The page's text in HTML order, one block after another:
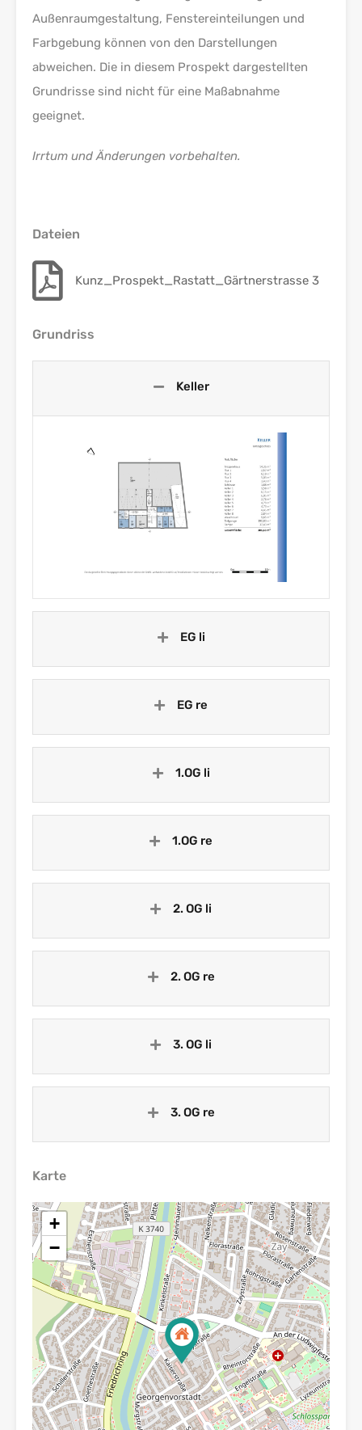
Außenraumgestaltung, Fenstereinteilungen und
Farbgebung können von den Darstellungen
abweichen. Die in diesem Prospekt dargestellten
Grundrisse sind nicht für eine Maßabnahme
geeignet.
Irrtum und Änderungen vorbehalten.
Dateien
Kunz_Prospekt_Rastatt_Gärtnerstrasse 3
Grundriss
Keller
EG li
EG re
1.OG li
1.OG re
2. OG li
2. OG re
3. OG li
3. OG re
Karte
+
−